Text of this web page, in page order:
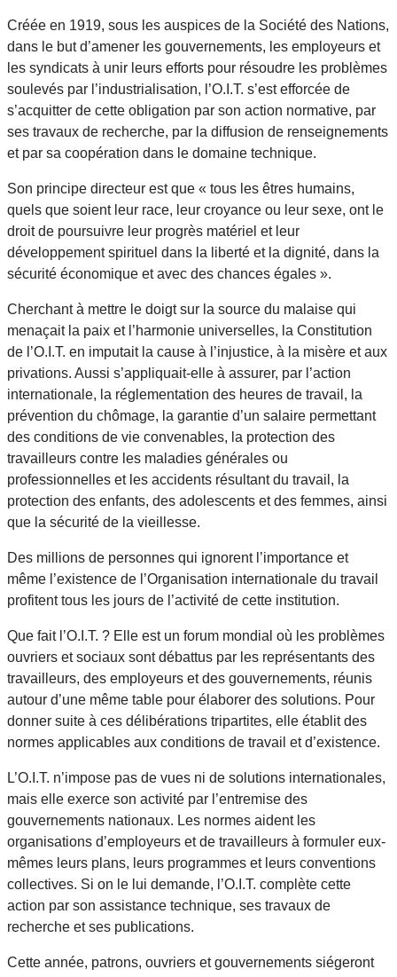
Créée en 1919, sous les auspices de la Société des Nations,
dans le but d’amener les gouvernements, les employeurs et
les syndicats à unir leurs efforts pour résoudre les problèmes
soulevés par l’industrialisation, l’O.I.T. s’est efforcée de
s’acquitter de cette obligation par son action normative, par
ses travaux de recherche, par la diffusion de renseignements
et par sa coopération dans le domaine technique.
Son principe directeur est que « tous les êtres humains,
quels que soient leur race, leur croyance ou leur sexe, ont le
droit de poursuivre leur progrès matériel et leur
développement spirituel dans la liberté et la dignité, dans la
sécurité économique et avec des chances égales ».
Cherchant à mettre le doigt sur la source du malaise qui
menaçait la paix et l’harmonie universelles, la Constitution
de l’O.I.T. en imputait la cause à l’injustice, à la misère et aux
privations. Aussi s’appliquait-elle à assurer, par l’action
internationale, la réglementation des heures de travail, la
prévention du chômage, la garantie d’un salaire permettant
des conditions de vie convenables, la protection des
travailleurs contre les maladies générales ou
professionnelles et les accidents résultant du travail, la
protection des enfants, des adolescents et des femmes, ainsi
que la sécurité de la vieillesse.
Des millions de personnes qui ignorent l’importance et
même l’existence de l’Organisation internationale du travail
profitent tous les jours de l’activité de cette institution.
Que fait l’O.I.T. ? Elle est un forum mondial où les problèmes
ouvriers et sociaux sont débattus par les représentants des
travailleurs, des employeurs et des gouvernements, réunis
autour d’une même table pour élaborer des solutions. Pour
donner suite à ces délibérations tripartites, elle établit des
normes applicables aux conditions de travail et d’existence.
L’O.I.T. n’impose pas de vues ni de solutions internationales,
mais elle exerce son activité par l’entremise des
gouvernements nationaux. Les normes aident les
organisations d’employeurs et de travailleurs à formuler eux-
mêmes leurs plans, leurs programmes et leurs conventions
collectives. Si on le lui demande, l’O.I.T. complète cette
action par son assistance technique, ses travaux de
recherche et ses publications.
Cette année, patrons, ouvriers et gouvernements siégeront